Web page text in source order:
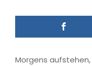
Morgens